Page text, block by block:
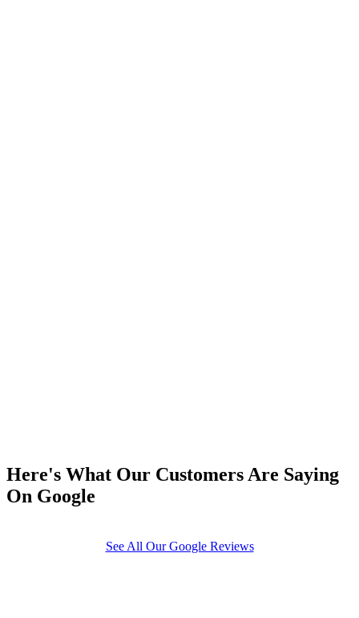
Here's What Our Customers Are Saying
On Google
See All Our Google Reviews